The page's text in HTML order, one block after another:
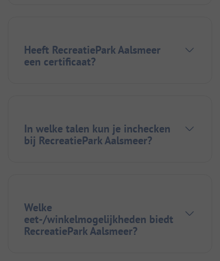
Heeft RecreatiePark Aalsmeer
een certificaat?
In welke talen kun je inchecken
bij RecreatiePark Aalsmeer?
Welke
eet-/winkelmogelijkheden biedt
RecreatiePark Aalsmeer?